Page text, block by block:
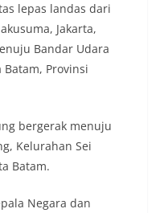
lepas landas dari
Jakarta,
Bandar Udara
Provinsi
bergerak menuju
Kelurahan Sei
Batam.
Negara dan